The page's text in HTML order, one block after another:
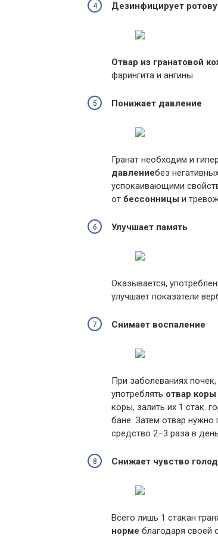
Дезинфицирует
Отвар из гранатовой
фарингита и ангины.
Понижает давление
Гранат необходим и
давлениебез
успокаивающими
от бессонницы и
Улучшает память
Оказывается,
улучшает показатели
Снимает воспаление
При заболеваниях
употреблять отвар коры
коры, залить их 1 стак.
бане. Затем отвар нужно
средство 2–3 раза в
Снижает чувство
Всего лишь 1 стакан
норме благодаря своей